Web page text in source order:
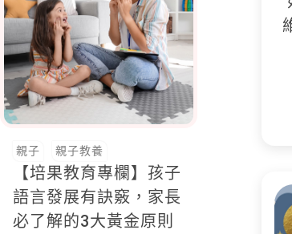
親子 親子教養
【培果教育專欄】孩子
語言發展有訣竅，家長
必了解的3大黃金原則